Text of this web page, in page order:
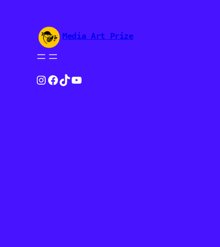
Media Art Prize
Instagram
Facebook
TikTok
YouTube